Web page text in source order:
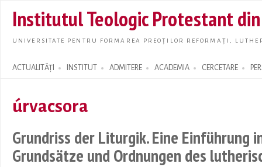
main
Institutul Teologic Protestant
UNIVERSITATE PENTRU FORMAREA PREOȚILOR REFORMAȚI,
ACTUALITĂȚI INSTITUT ADMITERE ACADEMIA CERCETARE
Search form
úrvacsora
Grundriss der Liturgik. Eine Einführung
Grundsätze und Ordnungen des